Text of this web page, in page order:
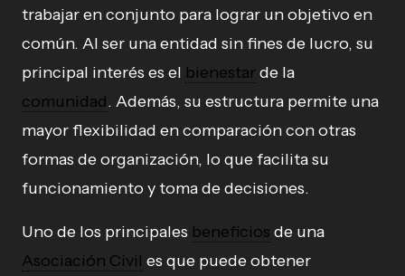
trabajar en conjunto para lograr un objetivo en
común. Al ser una entidad sin fines de lucro, su
principal interés es el bienestar de la
comunidad. Además, su estructura permite una
mayor flexibilidad en comparación con otras
formas de organización, lo que facilita su
funcionamiento y toma de decisiones.
Uno de los principales beneficios de una
Asociación Civil es que puede obtener